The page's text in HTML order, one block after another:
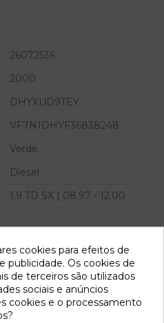
26072536
2000
DHYXUD9TEY
VF7N1DHYF36838248
Verde
Diesel
1.9 TD SX | 08.97 - 12.00
08.97 - 12.00
06
cookies para efeitos de
publicidade. Os cookies de
de terceiros são utilizados
sociais e anúncios
cookies e o processamento